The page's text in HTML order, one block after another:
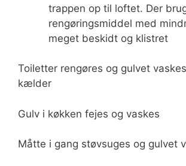
trappen op til loftet. Der
rengøringsmiddel med
meget beskidt og klistret
Toiletter rengøres og gulvet
kælder
Gulv i køkken fejes og vaskes
Måtte i gang støvsuges og gulvet